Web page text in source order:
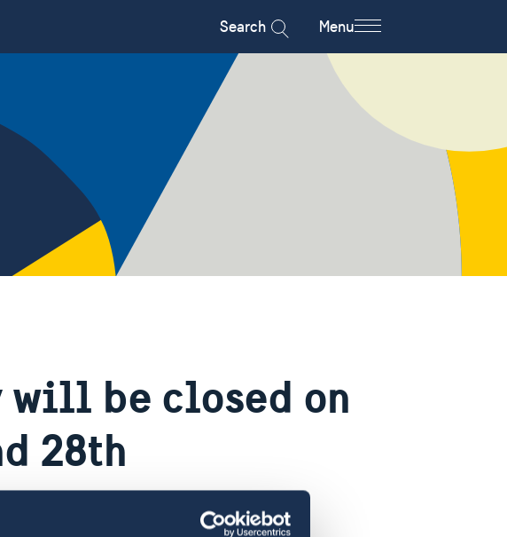
Search Menu
will be closed on
28th